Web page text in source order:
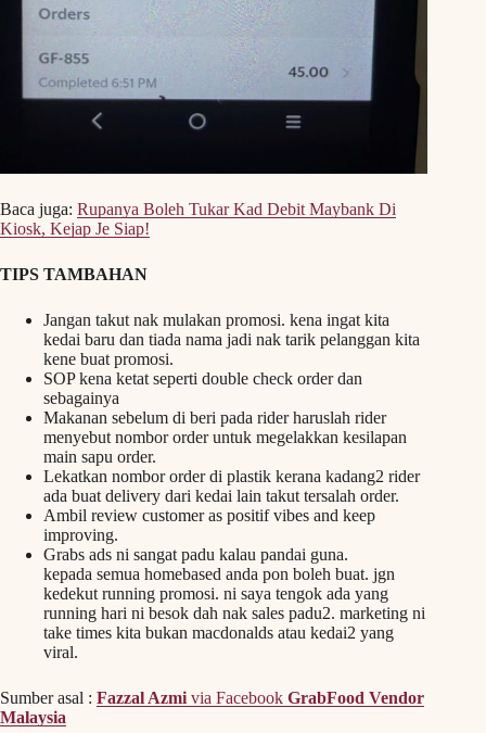
Baca juga: Rupanya Boleh Tukar Kad Debit Maybank Di
Kiosk, Kejap Je Siap!
TIPS TAMBAHAN
Jangan takut nak mulakan promosi. kena ingat kita
kedai baru dan tiada nama jadi nak tarik pelanggan kita
kene buat promosi.
SOP kena ketat seperti double check order dan
sebagainya
Makanan sebelum di beri pada rider haruslah rider
menyebut nombor order untuk megelakkan kesilapan
main sapu order.
Lekatkan nombor order di plastik kerana kadang2 rider
ada buat delivery dari kedai lain takut tersalah order.
Ambil review customer as positif vibes and keep
improving.
Grabs ads ni sangat padu kalau pandai guna.
kepada semua homebased anda pon boleh buat. jgn
kedekut running promosi. ni saya tengok ada yang
running hari ni besok dah nak sales padu2. marketing ni
take times kita bukan macdonalds atau kedai2 yang
viral.
Sumber asal : Fazzal Azmi via Facebook GrabFood Vendor
Malaysia